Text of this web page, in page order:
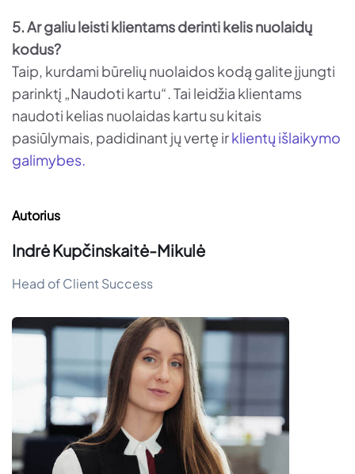
5. Ar galiu leisti klientams derinti kelis nuolaidų
kodus?
Taip, kurdami būrelių nuolaidos kodą galite įjungti
parinktį „Naudoti kartu“. Tai leidžia klientams
naudoti kelias nuolaidas kartu su kitais
pasiūlymais, padidinant jų vertę irklientų išlaikymo
galimybes.
Autorius
Indrė Kupčinskaitė-Mikulė
Head of Client Success